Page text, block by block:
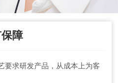
障
要求研发产品，从成本上为客